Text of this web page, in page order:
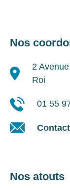
Nos
2
Roi
01 55
Contact
Nos atouts